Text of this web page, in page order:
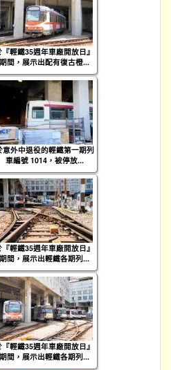
『輕鐵35週年車廠開放日』
期間，展示出配有復古橙...
意外中退役的輕鐵第一期列
車編號 1014，被停放...
『輕鐵35週年車廠開放日』
期間，展示出輕鐵各期列...
『輕鐵35週年車廠開放日』
期間，展示出輕鐵各期列...